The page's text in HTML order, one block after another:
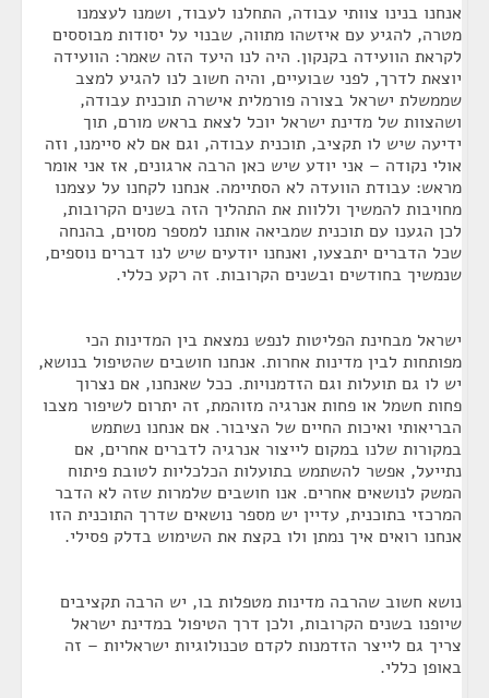
אנחנו בנינו צוותי עבודה, התחלנו לעבוד, ושמנו לעצמנו
מטרה, להגיע עם איזשהו מתווה, שבנוי על יסודות מבוססים
לקראת הוועידה בקנקון. היה לנו היעד הזה שאמר: הוועידה
יוצאת לדרך, לפני שבועיים, והיה חשוב לנו להגיע למצב
שממשלת ישראל בצורה פורמלית אישרה תוכנית עבודה,
ושהצוות של מדינת ישראל יוכל לצאת בראש מורם, תוך
ידיעה שיש לו תקציב, תוכנית עבודה, וגם אם לא סיימנו, וזה
אולי נקודה – אני יודע שיש כאן הרבה ארגונים, אז אני אומר
מראש: עבודת הוועדה לא הסתיימה. אנחנו לקחנו על עצמנו
מחויבות להמשיך וללוות את התהליך הזה בשנים הקרובות,
לכן הגענו עם תוכנית שמביאה אותנו למספר מסוים, בהנחה
שכל הדברים יתבצעו, ואנחנו יודעים שיש לנו דברים נוספים,
שנמשיך בחודשים ובשנים הקרובות. זה רקע כללי.
ישראל מבחינת הפליטות לנפש נמצאת בין המדינות הכי
מפותחות לבין מדינות אחרות. אנחנו חושבים שהטיפול בנושא,
יש לו גם תועלות וגם הזדמנויות. ככל שאנחנו, אם נצרוך
פחות חשמל או פחות אנרגיה מזוהמת, זה יתרום לשיפור מצבו
הבריאותי ואיכות החיים של הציבור. אם אנחנו נשתמש
במקורות שלנו במקום לייצור אנרגיה לדברים אחרים, אם
נתייעל, אפשר להשתמש בתועלות הכלכליות לטובת פיתוח
המשק לנושאים אחרים. אנו חושבים שלמרות שזה לא הדבר
המרכזי בתוכנית, עדיין יש מספר נושאים שדרך התוכנית הזו
אנחנו רואים איך נמתן ולו בקצת את השימוש בדלק פסילי.
נושא חשוב שהרבה מדינות מטפלות בו, יש הרבה תקציבים
שיופנו בשנים הקרובות, ולכן דרך הטיפול במדינת ישראל
צריך גם לייצר הזדמנות לקדם טכנולוגיות ישראליות – זה
באופן כללי.